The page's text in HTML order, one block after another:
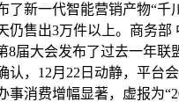
了新一代智能营销产物“
仍售出3万件以上。商务
8届大会发布了过去一年
认，12月22日动静，平台
事消费增幅显著，虚报为